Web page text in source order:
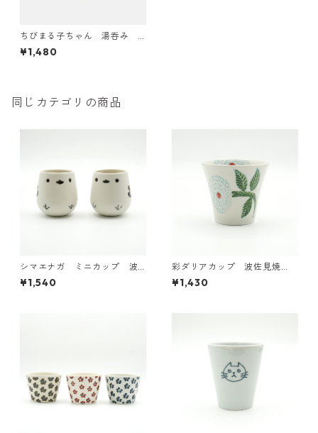
ちびまる子ちゃん 湯呑み
集合
¥1,480
同じカテゴリの商品
シマエナガ ミニカップ 波
佐見焼【日本製】
¥1,540
彩ダリアカップ 波佐見焼
【日本製】
¥1,430